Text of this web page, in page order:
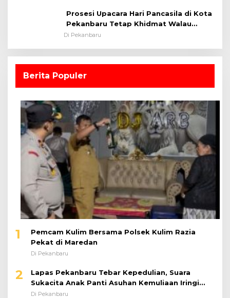
Prosesi Upacara Hari Pancasila di Kota
Pekanbaru Tetap Khidmat Walau
Dalam Ruangan
Di Pekanbaru
Berita Populer
1
Pemcam Kulim Bersama Polsek Kulim Razia
Pekat di Maredan
Di Pekanbaru
2
Lapas Pekanbaru Tebar Kepedulian, Suara
Sukacita Anak Panti Asuhan Kemuliaan Iringi
Bantuan Sosial
Di Pekanbaru